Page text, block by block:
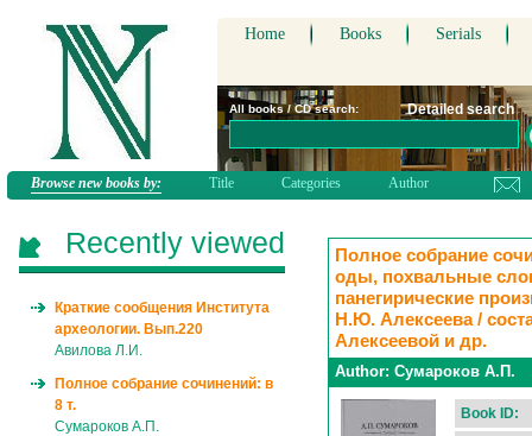
Home Books Serials
All books / CD search: Detailed search
Browse new books by: Title Categories Author
Полное собрание
оды, похвальные
панегирические
Н.Ю. Алексеева /
Алексеевой и др.
Author: Сумароков А.П.
Book ID:
Recently viewed
Краткие сообщения Института
археологии. Вып.220
Авилова Л.И.
Полное собрание сочинений: в
8 т.
Сумароков А.П.